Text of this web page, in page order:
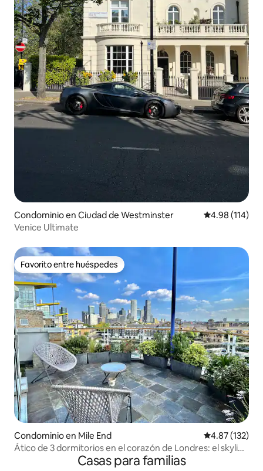
Condominio en Ciudad de Westminster Calificación
4.98 (114)
Venice Ultimate
Favorito entre huéspedes
Favorito entre huéspedes
Condominio en Mile End Calificación
4.87 (132)
Ático de 3 dormitorios en el corazón de Londres: el skyline
Casas para familias